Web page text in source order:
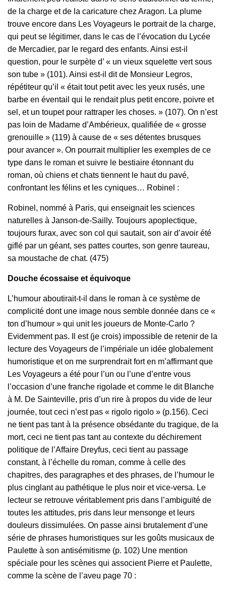
de la charge et de la caricature chez Aragon. La plume
trouve encore dans Les Voyageurs le portrait de la charge,
qui peut se légitimer, dans le cas de l’évocation du Lycée
de Mercadier, par le regard des enfants. Ainsi est-il
question, pour le surpète d’ « un vieux squelette vert sous
son tube » (101). Ainsi est-il dit de Monsieur Legros,
répétiteur qu’il « était tout petit avec les yeux rusés, une
barbe en éventail qui le rendait plus petit encore, poivre et
sel, et un toupet pour rattraper les choses. » (107). On n’est
pas loin de Madame d’Ambérieux, qualifiée de « grosse
grenouille » (119) à cause de « ses détentes brusques
pour avancer ». On pourrait multiplier les exemples de ce
type dans le roman et suivre le bestiaire étonnant du
roman, où chiens et chats tiennent le haut du pavé,
confrontant les félins et les cyniques… Robinel :
Robinel, nommé à Paris, qui enseignait les sciences
naturelles à Janson‑de‑Sailly. Toujours apoplectique,
toujours furax, avec son col qui sautait, son air d’avoir été
giflé par un géant, ses pattes courtes, son genre taureau,
sa moustache de chat. (475)
Douche écossaise et équivoque
L’humour aboutirait-t-il dans le roman à ce système de
complicité dont une image nous semble donnée dans ce «
ton d’humour » qui unit les joueurs de Monte-Carlo ?
Evidemment pas. Il est (je crois) impossible de retenir de la
lecture des Voyageurs de l’impériale un idée globalement
humoristique et on me surprendrait fort en m’affirmant que
Les Voyageurs a été pour l’un ou l’une d’entre vous
l’occasion d’une franche rigolade et comme le dit Blanche
à M. De Sainteville, pris d’un rire à propos du vide de leur
journée, tout ceci n’est pas « rigolo rigolo » (p.156). Ceci
ne tient pas tant à la présence obsédante du tragique, de la
mort, ceci ne tient pas tant au contexte du déchirement
politique de l’Affaire Dreyfus, ceci tient au passage
constant, à l’échelle du roman, comme à celle des
chapitres, des paragraphes et des phrases, de l’humour le
plus cinglant au pathétique le plus noir et vice-versa. Le
lecteur se retrouve véritablement pris dans l’ambiguïté de
toutes les attitudes, pris dans leur mensonge et leurs
douleurs dissimulées. On passe ainsi brutalement d’une
série de phrases humoristiques sur les goûts musicaux de
Paulette à son antisémitisme (p. 102) Une mention
spéciale pour les scènes qui associent Pierre et Paulette,
comme la scène de l’aveu page 70 :